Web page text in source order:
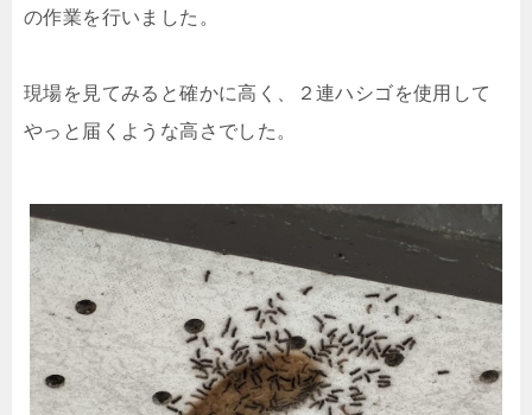
の作業を行いました。
現場を見てみると確かに高く、２連ハシゴを使用して
やっと届くような高さでした。